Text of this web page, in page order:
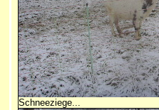
Schneeziege...